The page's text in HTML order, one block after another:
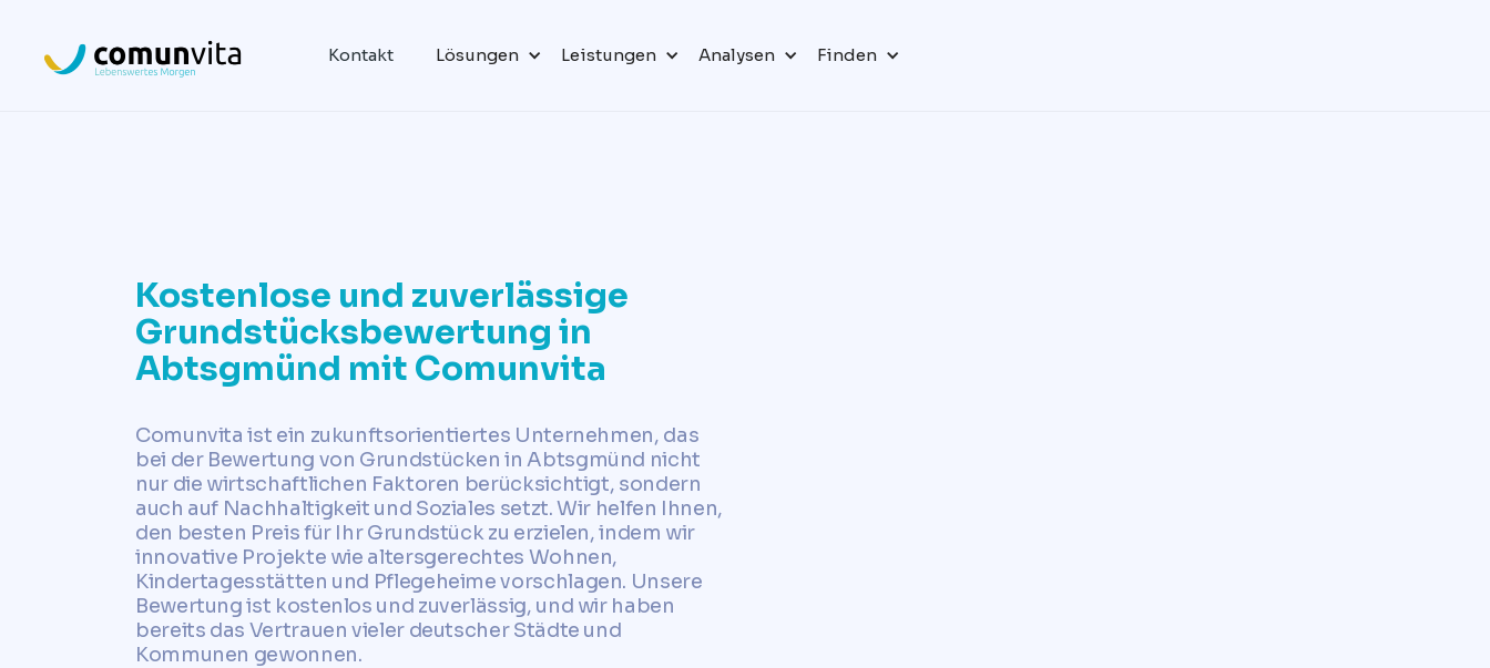
Kontakt Lösungen Leistungen Analysen Finden
Kostenlose und zuverlässige
Grundstücksbewertung in
Abtsgmünd mit Comunvita
Comunvita ist ein zukunftsorientiertes Unternehmen, das
bei der Bewertung von Grundstücken in Abtsgmünd nicht
nur die wirtschaftlichen Faktoren berücksichtigt, sondern
auch auf Nachhaltigkeit und Soziales setzt. Wir helfen Ihnen,
den besten Preis für Ihr Grundstück zu erzielen, indem wir
innovative Projekte wie altersgerechtes Wohnen,
Kindertagesstätten und Pflegeheime vorschlagen. Unsere
Bewertung ist kostenlos und zuverlässig, und wir haben
bereits das Vertrauen vieler deutscher Städte und
Kommunen gewonnen.